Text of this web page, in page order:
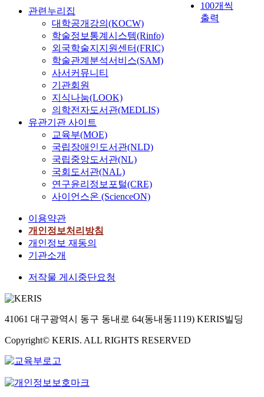
100개씩
출력
관련누리집
대학공개강의(KOCW)
학술정보통계시스템(Rinfo)
외국학술지지원센터(FRIC)
학술관계분석서비스(SAM)
사서커뮤니티
기관회원
지식나눔(LOOK)
의학전자도서관(MEDLIS)
유관기관 사이트
교육부(MOE)
국립장애인도서관(NLD)
국립중앙도서관(NL)
국회도서관(NAL)
연구윤리정보포털(CRE)
사이언스온 (ScienceON)
이용약관
개인정보처리방침
개인정보 재동의
기관소개
저작물 게시중단요청
41061 대구광역시 동구 동내로 64(동내동1119) KERIS빌딩
Copyright© KERIS. ALL RIGHTS RESERVED